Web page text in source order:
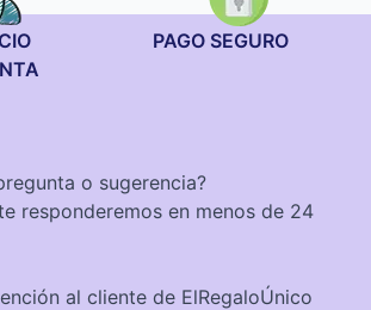
PAGO SEGURO
o sugerencia?
responderemos en menos de 24
al cliente de ElRegaloÚnico